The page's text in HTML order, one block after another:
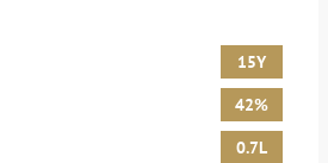
15Y
42%
0.7L